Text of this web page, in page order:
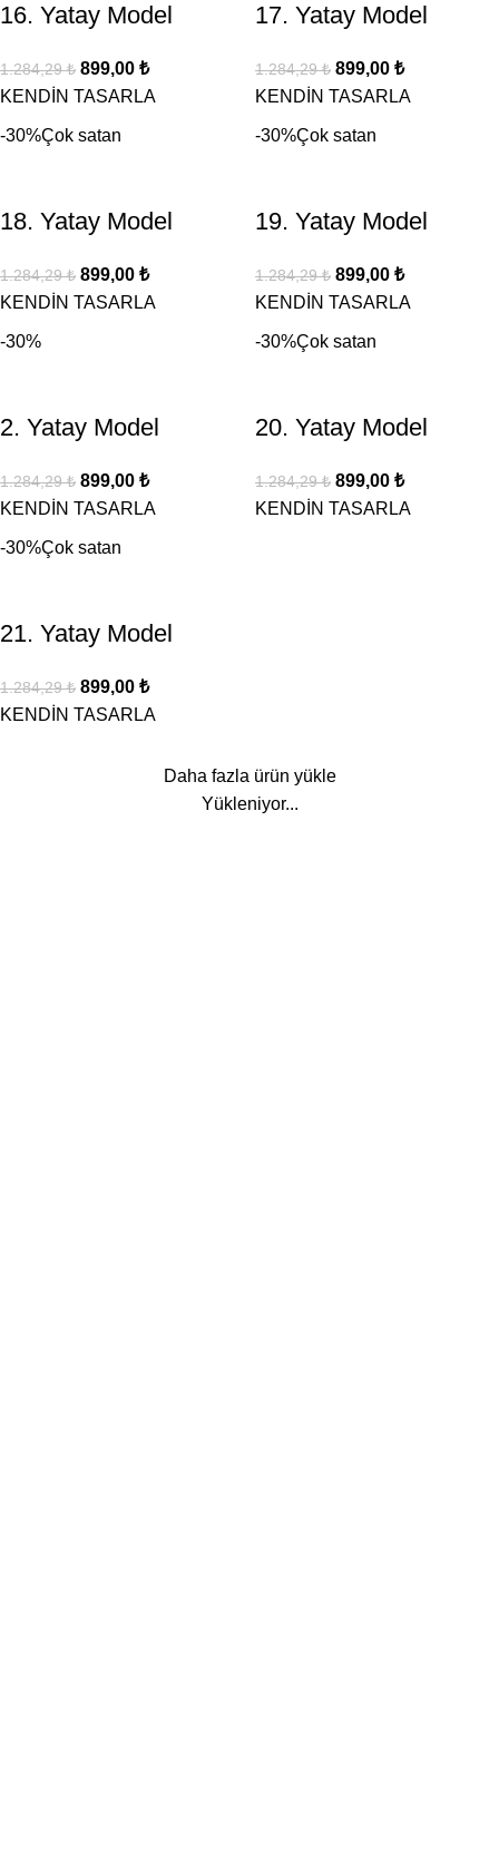
16. Yatay Model
1.284,29₺ 899,00 ₺
KENDİN TASARLA
17. Yatay Model
1.284,29₺ 899,00 ₺
KENDİN TASARLA
-30%Çok satan
18. Yatay Model
1.284,29₺ 899,00 ₺
KENDİN TASARLA
-30%Çok satan
19. Yatay Model
1.284,29₺ 899,00 ₺
KENDİN TASARLA
-30%
2. Yatay Model
1.284,29₺ 899,00 ₺
KENDİN TASARLA
-30%Çok satan
20. Yatay Model
1.284,29₺ 899,00 ₺
KENDİN TASARLA
-30%Çok satan
21. Yatay Model
1.284,29₺ 899,00 ₺
KENDİN TASARLA
Daha fazla ürün yükle
Yükleniyor...